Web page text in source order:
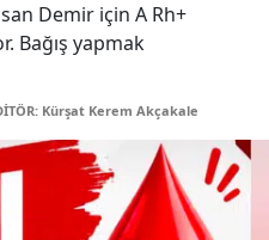
Demir için A Rh+
Bağış yapmak
Kürşat Kerem Akçakale